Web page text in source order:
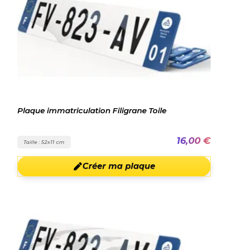
Plaque immatriculation Filigrane Toile
Taille : 52x11 cm 16,00 €
Créer ma plaque